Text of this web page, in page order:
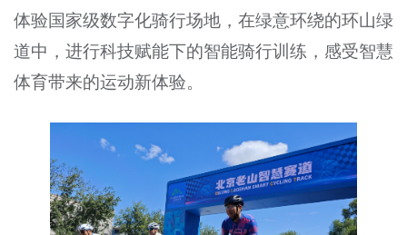
体验国家级数字化骑行场地，在绿意环绕的环山绿
道中，进行科技赋能下的智能骑行训练，感受智慧
体育带来的运动新体验。